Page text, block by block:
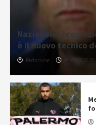
Nazionale,
è il nuovo tecnico
Redazione 07/08/2026